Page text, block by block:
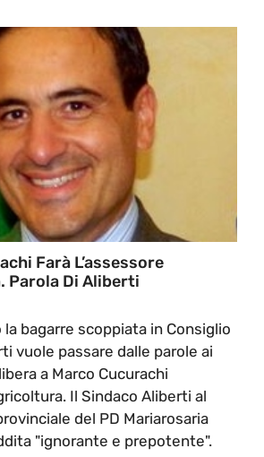
Farà L’assessore
Parola Di Aliberti
la bagarre scoppiata in Consiglio
vuole passare dalle parole ai
a Marco Cucurachi
Il Sindaco Aliberti al
del PD Mariarosaria
"ignorante e prepotente".